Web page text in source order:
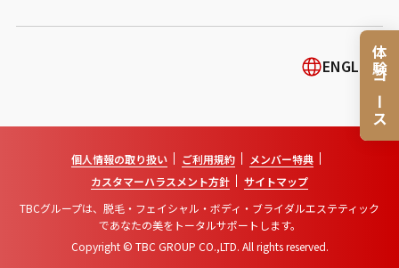
体験コース
ENGLISH
個人情報の取り扱い ご利用規約
メンバー特典
カスタマーハラスメント方針
サイトマップ
TBCグループは、脱毛・フェイシャル・ボディ・ブライダルエステティック
であなたの美をトータルサポートします。
Copyright © TBC GROUP CO.,LTD. All rights reserved.